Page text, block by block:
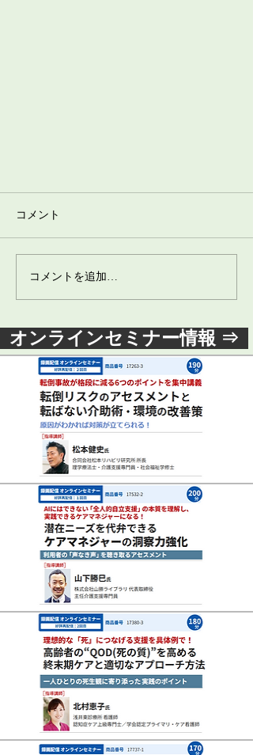
多職種で向き合う利用者・家族の
ＱＯＤ(1)
コメント
コメントを追加…
オンラインセミナー情報 ⇒